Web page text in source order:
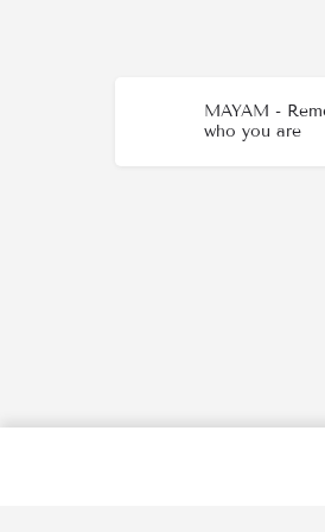
MAYAM -
who you are